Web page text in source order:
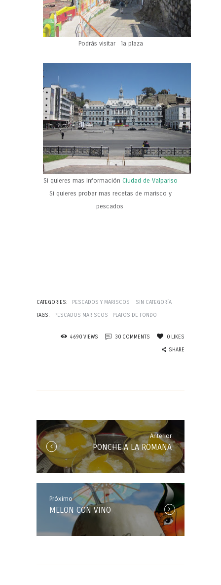
Podrás visitar la plaza
Si quieres mas información Ciudad de Valpariso
Si quieres probar mas recetas de marisco y
pescados
CATEGORIES: PESCADOS Y MARISCOS
SIN CATEGORÍA
TAGS:
PESCADOS MARISCOS PLATOS DE FONDO
4690 VIEWS 30 COMMENTS 0 LIKES
SHARE
entradas
AnteriorAnterior
Entrada:
PONCHE A LA ROMANA
PróximoPróxima
Entrada:
MELON CON VINO